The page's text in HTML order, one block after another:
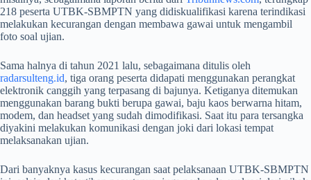
218 peserta UTBK-SBMPTN yang didiskualifikasi karena terindikasi
melakukan kecurangan dengan membawa gawai untuk mengambil
foto soal ujian.
Sama halnya di tahun 2021 lalu, sebagaimana ditulis oleh
radarsulteng.id, tiga orang peserta didapati menggunakan perangkat
elektronik canggih yang terpasang di bajunya. Ketiganya ditemukan
menggunakan barang bukti berupa gawai, baju kaos berwarna hitam,
modem, dan headset yang sudah dimodifikasi. Saat itu para tersangka
diyakini melakukan komunikasi dengan joki dari lokasi tempat
melaksanakan ujian.
Dari banyaknya kasus kecurangan saat pelaksanaan UTBK-SBMPTN